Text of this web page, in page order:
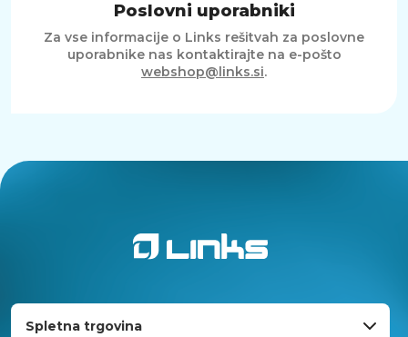
Poslovni uporabniki
Za vse informacije o Links rešitvah za poslovne
uporabnike nas kontaktirajte na e-pošto
webshop@links.si.
Spletna trgovina